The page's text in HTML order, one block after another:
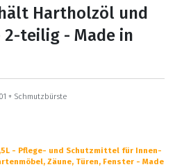
Hartholzöl und
teilig - Made in
+ Schmutzbürste
- Pflege- und Schutzmittel für Innen-
Zäune, Türen, Fenster - Made